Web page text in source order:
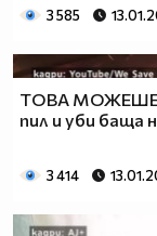
3 585
ТОВА МОЖЕШЕ
пил и уби баща
3 414